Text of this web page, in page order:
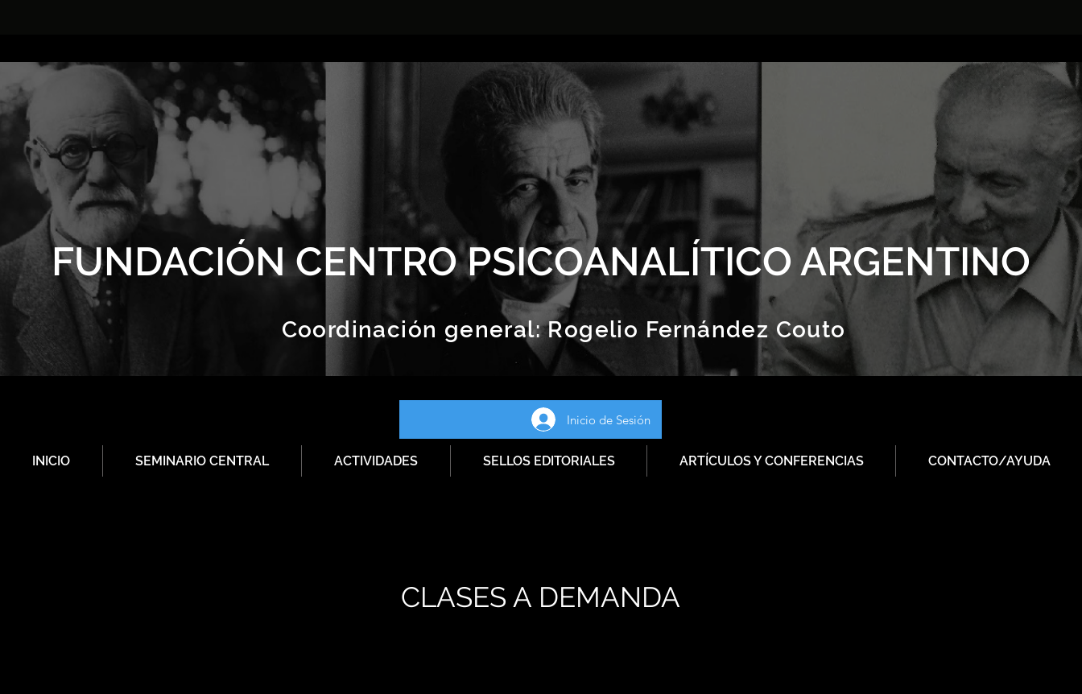
FUNDACIÓN CENTRO PSICOANALÍTICO ARGENTINO
Coordinación general:Rogelio Fernández Couto
Inicio de Sesión
INICIO SEMINARIO CENTRAL ACTIVIDADES SELLOS EDITORIALES ARTÍCULOS Y CONFERENCIAS CONTACTO/AYUDA
CLASES A DEMANDA